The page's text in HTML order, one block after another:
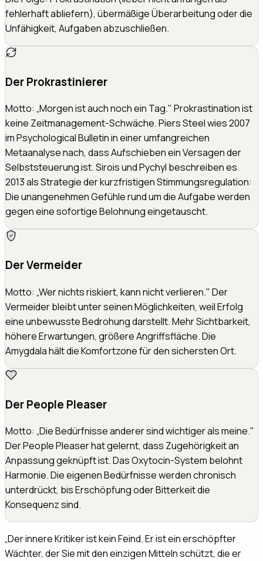
fehlerhaft abliefern), übermäßige Überarbeitung oder die
Unfähigkeit, Aufgaben abzuschließen.
Der Prokrastinierer
Motto: „Morgen ist auch noch ein Tag." Prokrastination ist
keine Zeitmanagement-Schwäche. Piers Steel wies 2007
im Psychological Bulletin in einer umfangreichen
Metaanalyse nach, dass Aufschieben ein Versagen der
Selbststeuerung ist. Sirois und Pychyl beschreiben es
2013 als Strategie der kurzfristigen Stimmungsregulation:
Die unangenehmen Gefühle rund um die Aufgabe werden
gegen eine sofortige Belohnung eingetauscht.
Der Vermeider
Motto: „Wer nichts riskiert, kann nicht verlieren." Der
Vermeider bleibt unter seinen Möglichkeiten, weil Erfolg
eine unbewusste Bedrohung darstellt. Mehr Sichtbarkeit,
höhere Erwartungen, größere Angriffsfläche. Die
Amygdala hält die Komfortzone für den sichersten Ort.
Der People Pleaser
Motto: „Die Bedürfnisse anderer sind wichtiger als meine."
Der People Pleaser hat gelernt, dass Zugehörigkeit an
Anpassung geknüpft ist. Das Oxytocin-System belohnt
Harmonie. Die eigenen Bedürfnisse werden chronisch
unterdrückt, bis Erschöpfung oder Bitterkeit die
Konsequenz sind.
„Der innere Kritiker ist kein Feind. Er ist ein erschöpfter
Wächter, der Sie mit den einzigen Mitteln schützt, die er